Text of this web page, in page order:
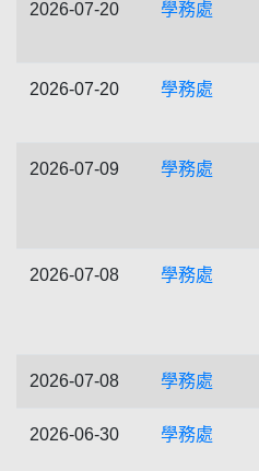
2026-07-20 學務處
2026-07-20 學務處
2026-07-09 學務處
2026-07-08 學務處
2026-07-08 學務處
2026-06-30 學務處